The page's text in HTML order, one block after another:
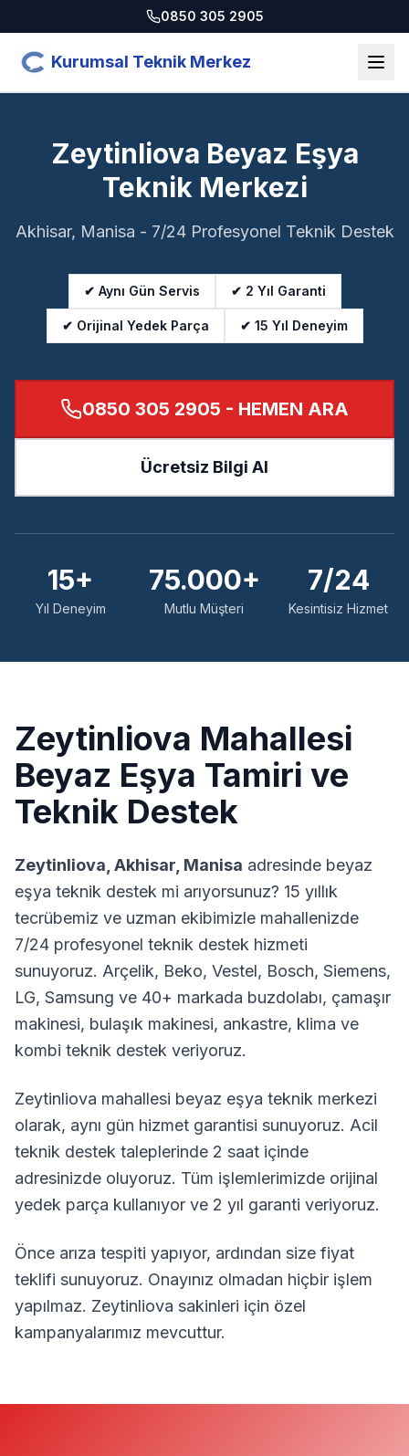
0850 305 2905
Kurumsal Teknik Merkez
Zeytinliova Beyaz Eşya
Teknik Merkezi
Akhisar, Manisa - 7/24 Profesyonel Teknik Destek
✔ Aynı Gün Servis ✔ 2 Yıl Garanti
✔ Orijinal Yedek Parça ✔ 15 Yıl Deneyim
0850 305 2905 - HEMEN ARA
Ücretsiz Bilgi Al
15+
Yıl Deneyim
75.000+
Mutlu Müşteri
7/24
Kesintisiz Hizmet
Zeytinliova Mahallesi
Beyaz Eşya Tamiri ve
Teknik Destek
Zeytinliova Akhisar Manisa adresinde beyaz
eşya teknik destek mi arıyorsunuz? 15 yıllık
tecrübemiz ve uzman ekibimizle mahallenizde
7/24 profesyonel teknik destek hizmeti
sunuyoruz. Arçelik, Beko, Vestel, Bosch, Siemens,
LG, Samsung ve 40+ markada buzdolabı, çamaşır
makinesi, bulaşık makinesi, ankastre, klima ve
kombi teknik destek veriyoruz.
Zeytinliova mahallesi beyaz eşya teknik merkezi
olarak, aynı gün hizmet garantisi sunuyoruz. Acil
teknik destek taleplerinde 2 saat içinde
adresinizde oluyoruz. Tüm işlemlerimizde orijinal
yedek parça kullanıyor ve 2 yıl garanti veriyoruz.
Önce arıza tespiti yapıyor, ardından size fiyat
teklifi sunuyoruz. Onayınız olmadan hiçbir işlem
yapılmaz. Zeytinliova sakinleri için özel
kampanyalarımız mevcuttur.